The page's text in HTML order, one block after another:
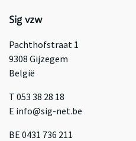
Sig vzw
Pachthofstraat 1
9308 Gijzegem
België
T 053 38 28 18
E info@sig-net.be
BE 0431 736 211